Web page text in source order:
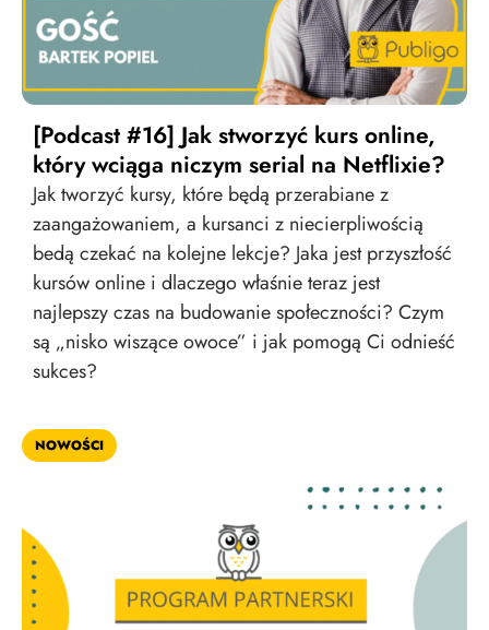
[Podcast #16] Jak stworzyć kurs online,
który wciąga niczym serial na Netflixie?
Jak tworzyć kursy, które będą przerabiane z
zaangażowaniem, a kursanci z niecierpliwością
bedą czekać na kolejne lekcje? Jaka jest przyszłość
kursów online i dlaczego właśnie teraz jest
najlepszy czas na budowanie społeczności? Czym
są „nisko wiszące owoce” i jak pomogą Ci odnieść
sukces?
NOWOŚCI